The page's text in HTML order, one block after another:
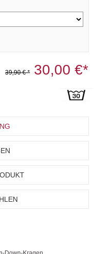
39,90 € * 30,00 €*